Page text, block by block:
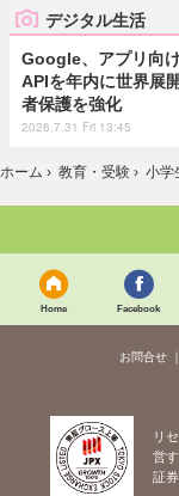
デジタル生活
Google、アプリ向
APIを年内に世界展
者保護を強化
2026.7.31 Fri 13:45
ホーム › 教育・受験 › 小学
Home Facebook
お問合せ
リ
営
証